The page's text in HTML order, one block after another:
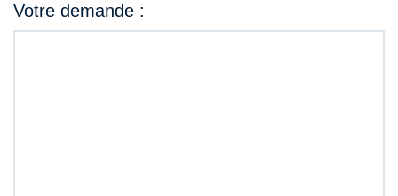
Votre demande :